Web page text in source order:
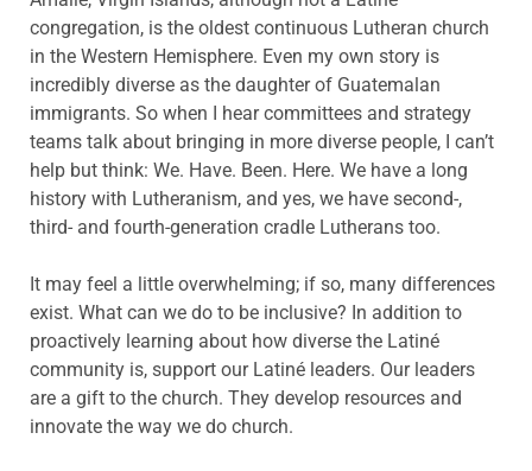
congregation, is the oldest continuous Lutheran church
in the Western Hemisphere. Even my own story is
incredibly diverse as the daughter of Guatemalan
immigrants. So when I hear committees and strategy
teams talk about bringing in more diverse people, I can’t
help but think: We. Have. Been. Here. We have a long
history with Lutheranism, and yes, we have second-,
third- and fourth-generation cradle Lutherans too.
It may feel a little overwhelming; if so, many differences
exist. What can we do to be inclusive? In addition to
proactively learning about how diverse the Latiné
community is, support our Latiné leaders. Our leaders
are a gift to the church. They develop resources and
innovate the way we do church.